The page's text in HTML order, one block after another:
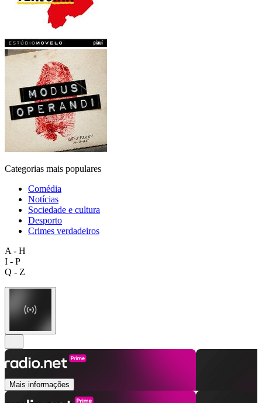
Categorias mais populares
Comédia
Notícias
Sociedade e cultura
Desporto
Crimes verdadeiros
A - H
I - P
Q - Z
Mais informações